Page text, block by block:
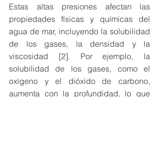
Estas altas presiones afectan las
propiedades físicas y químicas del
agua de mar, incluyendo la solubilidad
de los gases, la densidad y la
viscosidad [2]. Por ejemplo, la
solubilidad de los gases, como el
oxígeno y el dióxido de carbono,
aumenta con la profundidad, lo que